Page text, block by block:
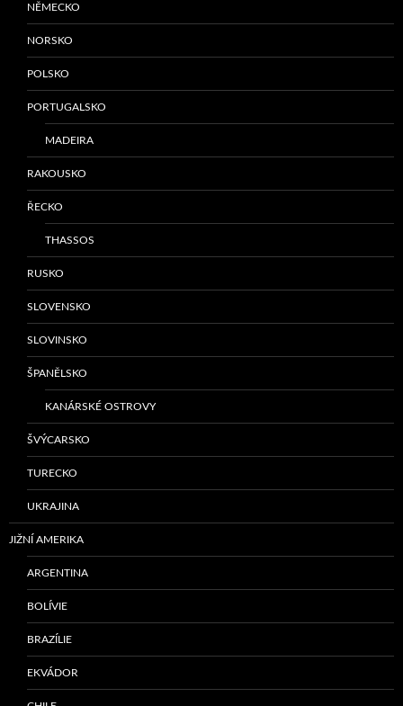
NĚMECKO
NORSKO
POLSKO
PORTUGALSKO
MADEIRA
RAKOUSKO
ŘECKO
THASSOS
RUSKO
SLOVENSKO
SLOVINSKO
ŠPANĚLSKO
KANÁRSKÉ OSTROVY
ŠVÝCARSKO
TURECKO
UKRAJINA
JIŽNÍ AMERIKA
ARGENTINA
BOLÍVIE
BRAZÍLIE
EKVÁDOR